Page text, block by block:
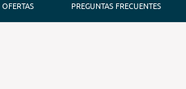
OFERTAS PREGUNTAS FRECUENTES